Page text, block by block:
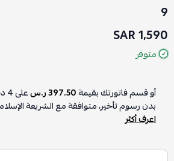
9
1,590 SAR
متوفر
أو قسم فاتورتك بقيمة397.50 ر.س على4
بدون رسوم تأخير، متوافقة مع الشريعة
اعرف أكثر